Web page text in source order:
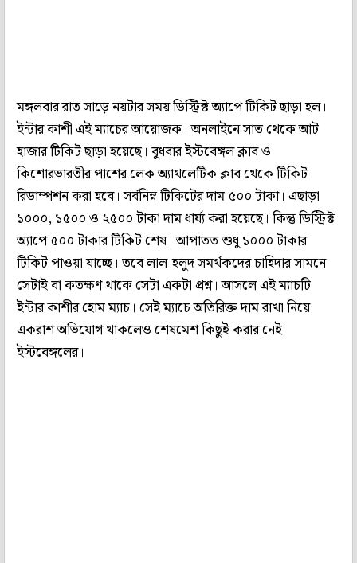
মঙ্গলবার রাত সাড়ে নয়টার সময় ডিস্ট্রিক্ট অ্যাপে টিকিট ছাড়া হল।
ইন্টার কাশী এই ম্যাচের আয়োজক। অনলাইনে সাত থেকে আট
হাজার টিকিট ছাড়া হয়েছে। বুধবার ইস্টবেঙ্গল ক্লাব ও
কিশোরভারতীর পাশের লেক অ্যাথলেটিক ক্লাব থেকে টিকিট
রিডাম্পশন করা হবে। সর্বনিম্ন টিকিটের দাম ৫০০ টাকা। এছাড়া
১০০০, ১৫০০ ও ২৫০০ টাকা দাম ধার্য্য করা হয়েছে। কিন্তু ডিস্ট্রিক্ট
অ্যাপে ৫০০ টাকার টিকিট শেষ। আপাতত শুধু ১০০০ টাকার
টিকিট পাওয়া যাচ্ছে। তবে লাল-হলুদ সমর্থকদের চাহিদার সামনে
সেটাই বা কতক্ষণ থাকে সেটা একটা প্রশ্ন। আসলে এই ম্যাচটি
ইন্টার কাশীর হোম ম্যাচ। সেই ম্যাচে অতিরিক্ত দাম রাখা নিয়ে
একরাশ অভিযোগ থাকলেও শেষমেশ কিছুই করার নেই
ইস্টবেঙ্গলের।